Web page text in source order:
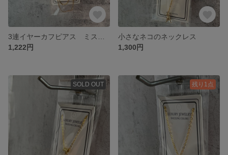
1,222円
小さなネコのネックレス
1,300円
SOLD OUT 残り1点